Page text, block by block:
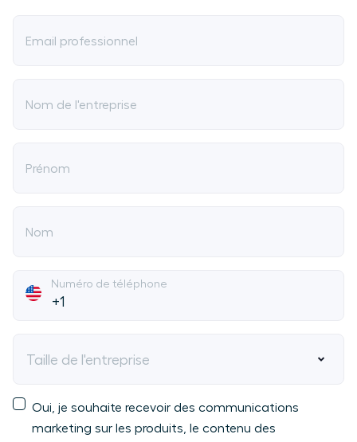
Email professionnel
Nom de l'entreprise
Prénom
Nom
Numéro de téléphone
Taille de l'entreprise
Oui, je souhaite recevoir des communications
marketing sur les produits, le contenu des